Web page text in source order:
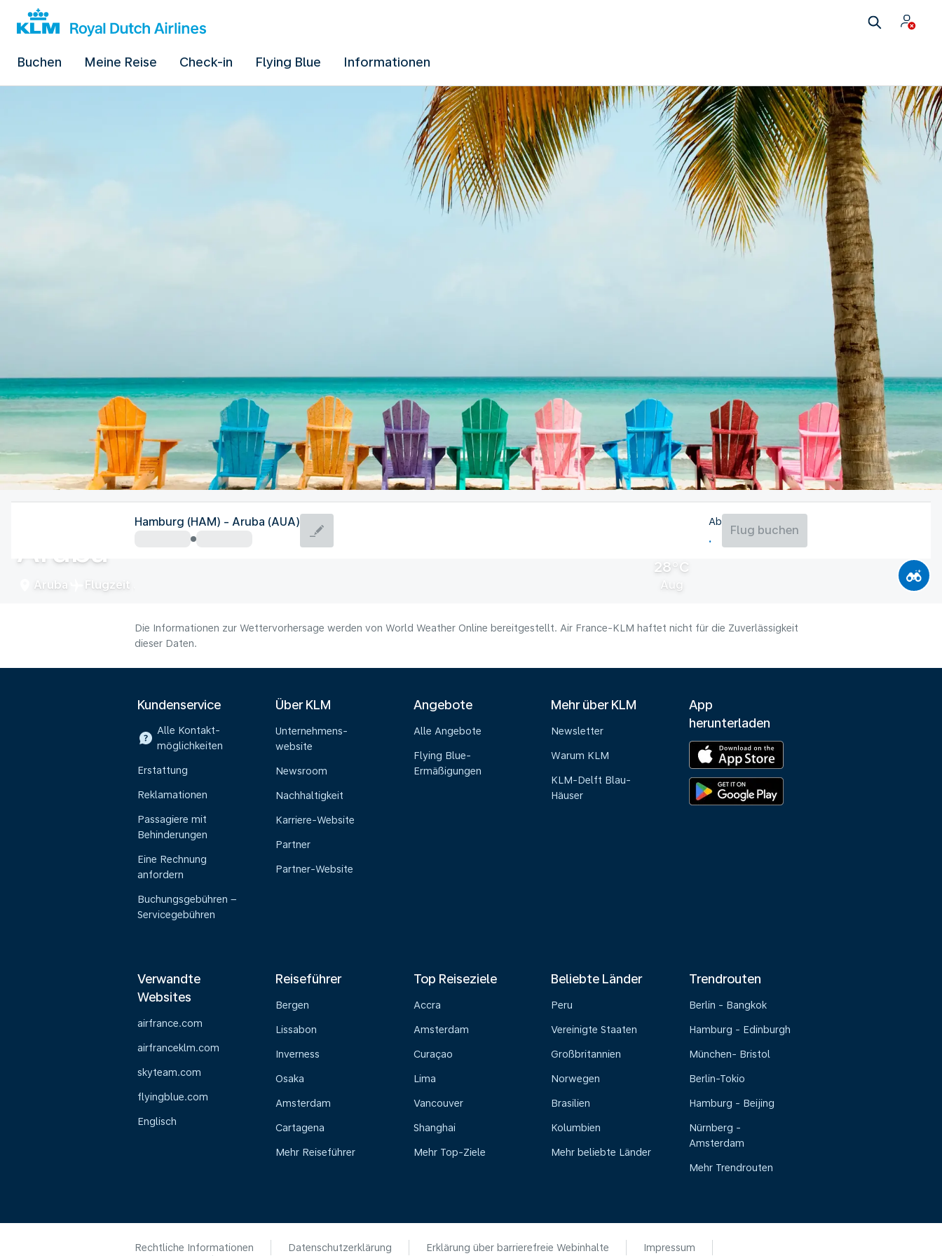
Buchen Meine Reise Check-in Flying Blue Informationen
Aruba
Aruba Flugzeit
28°C
Aug
Hamburg (HAM) - Aruba (AUA) Ab
Flug buchen
Die Informationen zur Wettervorhersage werden von World Weather Online bereitgestellt. Air France-KLM haftet nicht für die Zuverlässigkeit
dieser Daten.
Kundenservice
Alle Kontakt-
möglichkeiten
Erstattung
Reklamationen
Passagiere mit
Behinderungen
Eine Rechnung
anfordern
Buchungsgebühren –
Servicegebühren
Über KLM
Unternehmens-
website
Newsroom
Nachhaltigkeit
Karriere-Website
Partner
Partner-Website
Angebote
Alle Angebote
Flying Blue-
Ermäßigungen
Mehr über KLM
Newsletter
Warum KLM
KLM-Delft Blau-
Häuser
App
herunterladen
Verwandte
Websites
airfrance.com
airfranceklm.com
skyteam.com
flyingblue.com
Englisch
Reiseführer
Bergen
Lissabon
Inverness
Osaka
Amsterdam
Cartagena
Mehr Reiseführer
Top Reiseziele
Accra
Amsterdam
Curaçao
Lima
Vancouver
Shanghai
Mehr Top-Ziele
Beliebte Länder
Peru
Vereinigte Staaten
Großbritannien
Norwegen
Brasilien
Kolumbien
Mehr beliebte Länder
Trendrouten
Berlin - Bangkok
Hamburg - Edinburgh
München- Bristol
Berlin-Tokio
Hamburg - Beijing
Nürnberg -
Amsterdam
Mehr Trendrouten
Rechtliche Informationen Datenschutzerklärung Erklärung über barrierefreie Webinhalte Impressum